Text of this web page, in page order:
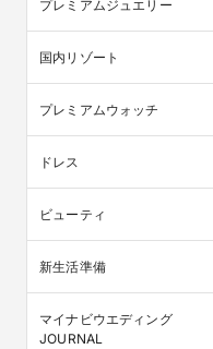
プレミアムジュエリー
国内リゾート
プレミアムウォッチ
ドレス
ビューティ
新生活準備
マイナビウエディング
JOURNAL